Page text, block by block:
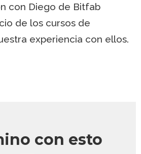
con Diego de Bitfab
de los cursos de
experiencia con ellos.
con esto